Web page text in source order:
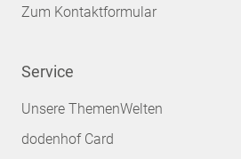
Zum Kontaktformular
Service
Unsere ThemenWelten
dodenhof Card